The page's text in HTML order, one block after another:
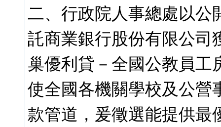
二、行政院人事總處以公
託商業銀行股份有限公司
巢優利貸－全國公教員工
使全國各機關學校及公營
款管道，爰徵選能提供最